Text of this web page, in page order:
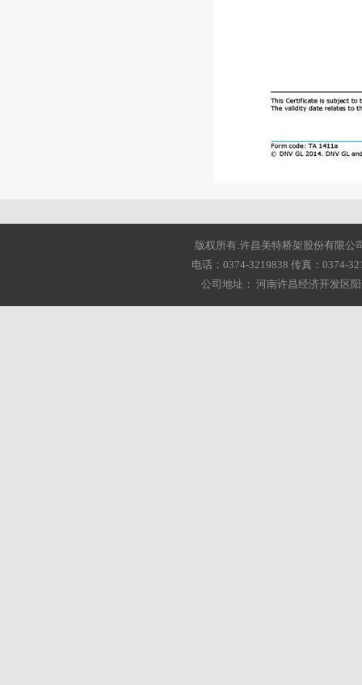
版权所有:许昌美特桥架股份有限公
电话：0374-3219838 传真：0374-
公司地址： 河南许昌经济开发区